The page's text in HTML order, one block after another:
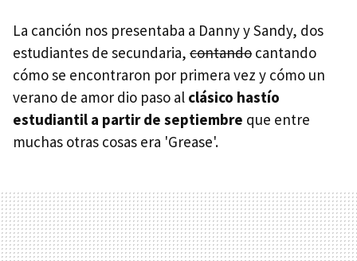
La canción nos presentaba a Danny y Sandy, dos
estudiantes de secundaria, contando cantando
cómo se encontraron por primera vez y cómo un
verano de amor dio paso al clásico hastío
estudiantil a partir de septiembre que entre
muchas otras cosas era 'Grease'.